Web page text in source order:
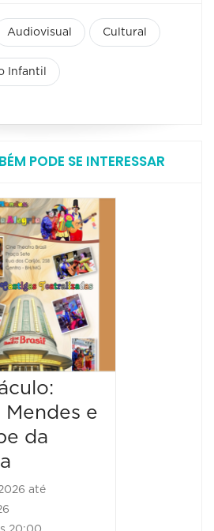
Audiovisual Cultural
Infantil
PODE SE INTERESSAR
Mendes e
da
até